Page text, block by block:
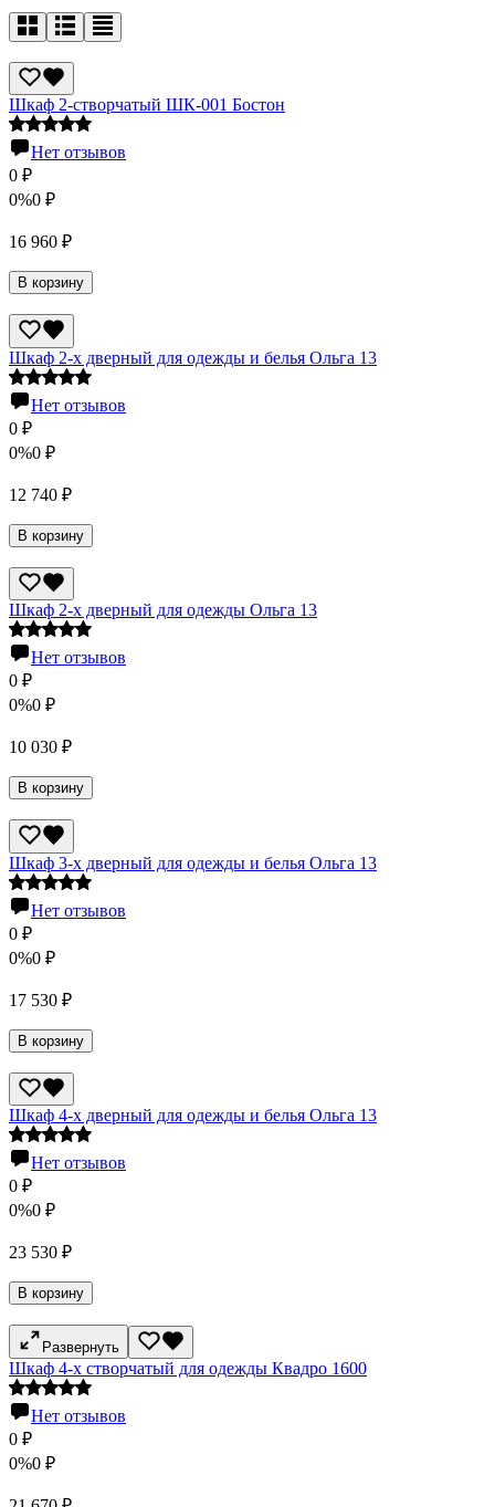
Шкаф 2-створчатый ШК-001 Бостон
Нет отзывов
0 ₽
0%0 ₽
16 960 ₽
В корзину
Шкаф 2-х дверный для одежды и белья Ольга 13
Нет отзывов
0 ₽
0%0 ₽
12 740 ₽
В корзину
Шкаф 2-х дверный для одежды Ольга 13
Нет отзывов
0 ₽
0%0 ₽
10 030 ₽
В корзину
Шкаф 3-х дверный для одежды и белья Ольга 13
Нет отзывов
0 ₽
0%0 ₽
17 530 ₽
В корзину
Шкаф 4-х дверный для одежды и белья Ольга 13
Нет отзывов
0 ₽
0%0 ₽
23 530 ₽
В корзину
Развернуть
Шкаф 4-х створчатый для одежды Квадро 1600
Нет отзывов
0 ₽
0%0 ₽